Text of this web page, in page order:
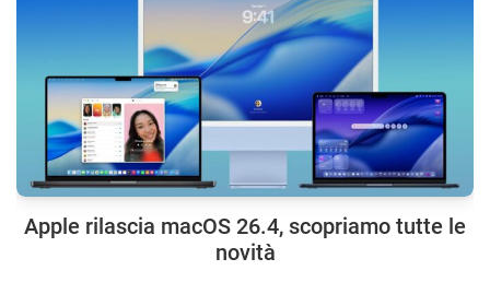
Apple rilascia macOS 26.4, scopriamo tutte le
novità